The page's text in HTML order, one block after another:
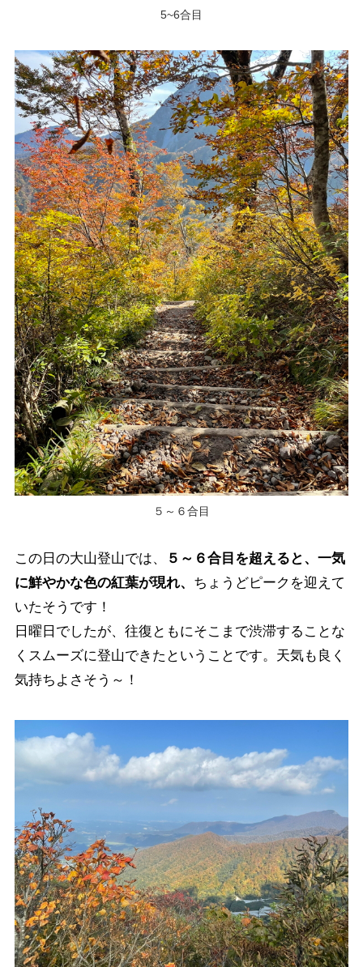
5~6合目
５～６合目
この日の大山登山では、
５～６合目を超えると、一気
に鮮やかな色の紅葉が現れ、 ちょうどピークを迎えて
いたそうです！
日曜日でしたが、往復ともにそこまで渋滞することな
くスムーズに登山できたということです。天気も良く
気持ちよさそう～！